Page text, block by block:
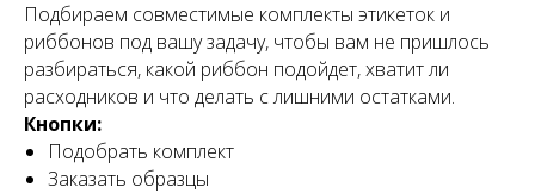
Подбираем совместимые комплекты этикеток и
риббонов под вашу задачу, чтобы вам не пришлось
разбираться, какой риббон подойдет, хватит ли
расходников и что делать с лишними остатками.
Кнопки:
Подобрать комплект
Заказать образцы